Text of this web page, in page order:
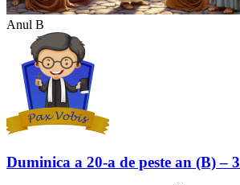
Anul B
Duminica a 20-a de peste an (B) – 3